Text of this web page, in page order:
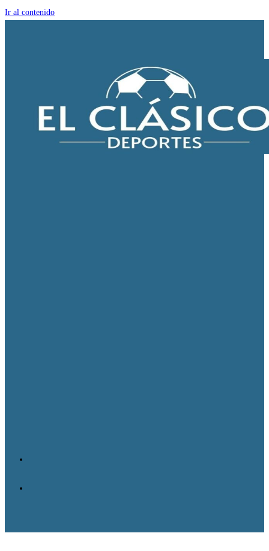
Ir al contenido